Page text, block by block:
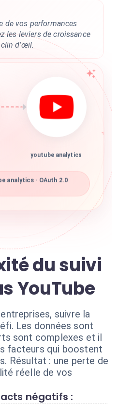
de vos performances
les leviers de croissance
clin d'œil.
youtube analytics
analytics · OAuth 2.0
du suivi
YouTube
suivre la
Les données sont
sont complexes et il
facteurs qui boostent
Résultat : une perte de
réelle de vos
négatifs :